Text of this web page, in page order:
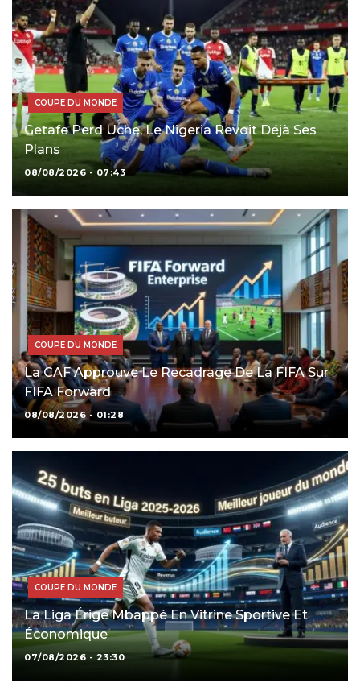
COUPE DU MONDE
Getafe Perd Uche, Le Nigeria Revoit Déjà Ses
Plans
08/08/2026 - 07:43
COUPE DU MONDE
La CAF Approuve Le Recadrage De La FIFA Sur
FIFA Forward
08/08/2026 - 01:28
COUPE DU MONDE
La Liga Érige Mbappé En Vitrine Sportive Et
Économique
07/08/2026 - 23:30